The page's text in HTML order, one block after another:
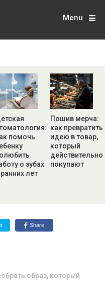
Menu
помочь
о зубах
лет
Пошив мерча:
как превратить
идею в товар,
который
действительно
покупают
Share
образ, который